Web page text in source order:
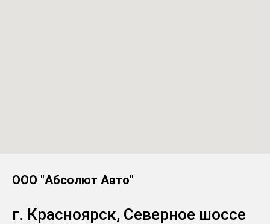
ООО "Абсолют Авто"
г. Красноярск, Северное шоссе